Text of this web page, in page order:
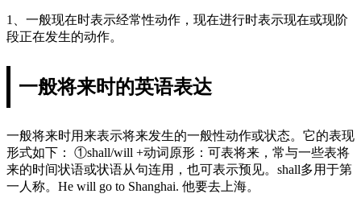
1、一般现在时表示经常性动作，现在进行时表示现在或现阶
段正在发生的动作。
一般将来时的英语表达
一般将来时用来表示将来发生的一般性动作或状态。它的表现
形式如下： ①shall/will +动词原形：可表将来，常与一些表将
来的时间状语或状语从句连用，也可表示预见。shall多用于第
一人称。He will go to Shanghai. 他要去上海。